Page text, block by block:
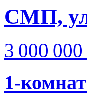
СМП,
3 000
1-